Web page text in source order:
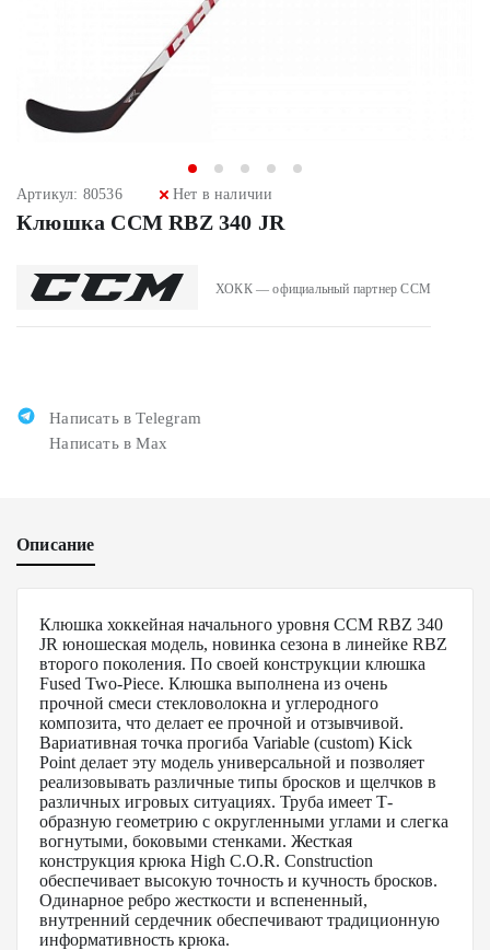
Артикул: 80536 Нет в наличии
Клюшка CCM RBZ 340 JR
ХОКК — официальный партнер CCM
Написать в Telegram
Написать в Max
Описание
Клюшка хоккейная начального уровня CCM RBZ 340
JR юношеская модель, новинка сезона в линейке RBZ
второго поколения. По своей конструкции клюшка
Fused Two-Piece. Клюшка выполнена из очень
прочной смеси стекловолокна и углеродного
композита, что делает ее прочной и отзывчивой.
Вариативная точка прогиба Variable (custom) Kick
Point делает эту модель универсальной и позволяет
реализовывать различные типы бросков и щелчков в
различных игровых ситуациях. Труба имеет Т-
образную геометрию с округленными углами и слегка
вогнутыми, боковыми стенками. Жесткая
конструкция крюка High C.O.R. Construction
обеспечивает высокую точность и кучность бросков.
Одинарное ребро жесткости и вспененный,
внутренний сердечник обеспечивают традиционную
информативность крюка.